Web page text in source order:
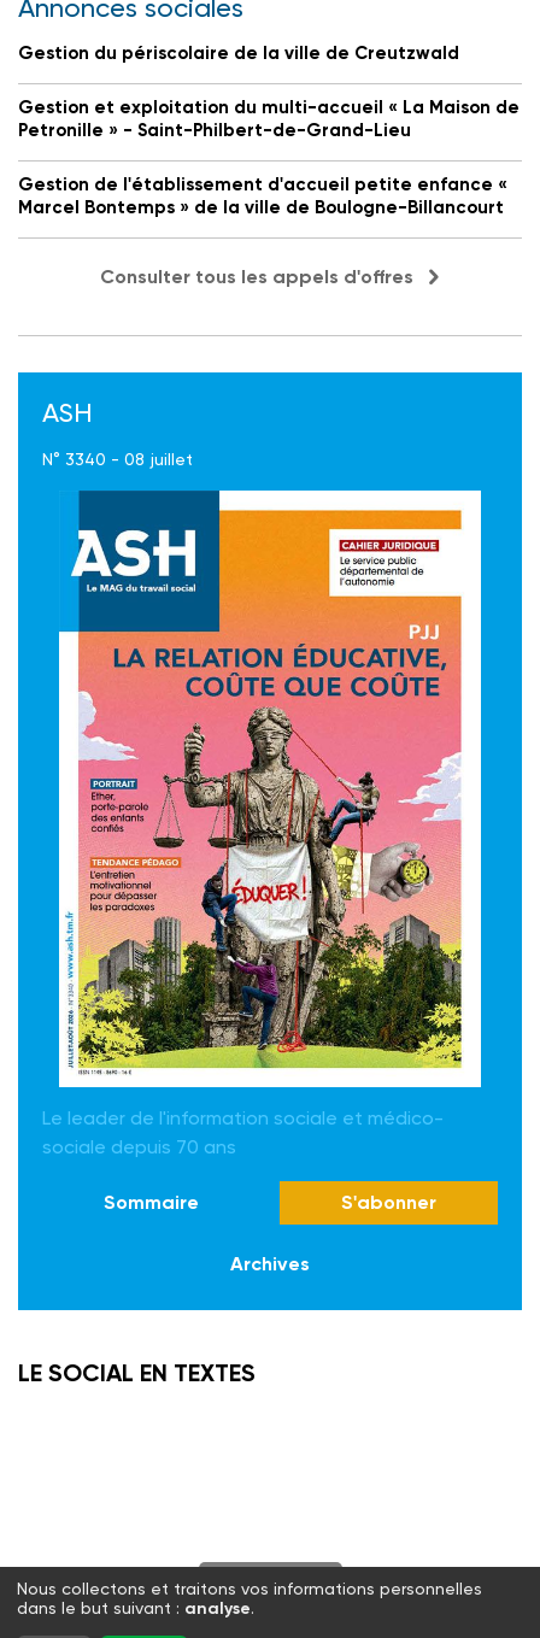
Annonces sociales
Gestion du périscolaire de la ville de Creutzwald
Gestion et exploitation du multi-accueil « La Maison de
Petronille » - Saint-Philbert-de-Grand-Lieu
Gestion de l'établissement d'accueil petite enfance «
Marcel Bontemps » de la ville de Boulogne-Billancourt
Consulter tous les appels d'offres
ASH
N° 3340 - 08 juillet
Le leader de l'information sociale et médico-
sociale depuis 70 ans
Sommaire S'abonner
Archives
LE SOCIAL EN TEXTES
S'abonner
Twitter Facebook
Nous collectons et traitons vos informations personnelles
dans le but suivant : analyse.